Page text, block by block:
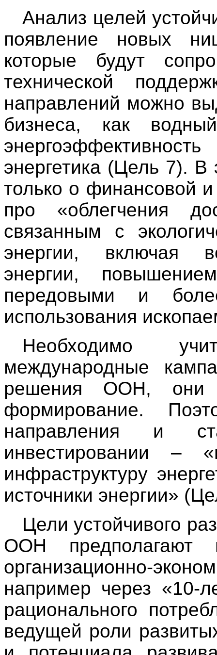
Анализ целей
появление новых
которые будут
технической
направлений можно
бизнеса, как
энергетика (Цель 7). В
только о финансовой
про «облегчения
связанным с
энергии, включая
энергии,
передовыми и
использования
Необходимо
международные
решения ООН, они
формирование.
направления и
инвестировании –
инфраструктуру
источники энергии»
Цели устойчивого
ООН предполагают
организационно-
например через «10-
рационального
ведущей роли